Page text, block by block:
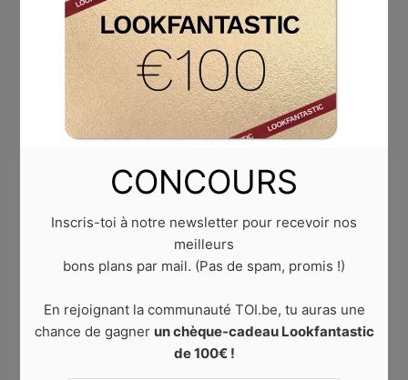
READ MORE
CONCOURS
Inscris-toi à notre newsletter pour recevoir nos
meilleurs
bons plans par mail. (Pas de spam, promis !)
En rejoignant la communauté TOI.be, tu auras une
chance de gagner un chèque-cadeau Lookfantastic
de 100€ !